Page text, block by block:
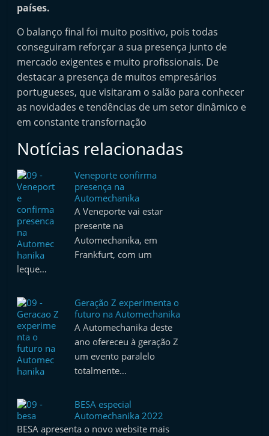
e
n
d
e
n
t
e
d
o
A
f
t
e
a
r
k
e
t
u
t
países.
O balanço final foi muito positivo, pois todas
conseguiram reforçar a sua presença junto de
mercado exigentes e muito profissionais. De
destacar a presença de muitos empresários
portugueses, que visitaram o salão para conhecer
as novidades e tendências de um setor dinâmico e
em constante transfornação
Notícias relacionadas
Veneporte confirma
presença na
Automechanika
A Veneporte vai estar
presente na
Automechanika, em
Frankfurt, com um
leque…
Geração Z experimenta o
futuro na Automechanika
A Automechanika deste
ano ofereceu à geração Z
um evento paralelo
totalmente…
BESA especial
Automechanika 2022
BESA apresenta o novo website mais